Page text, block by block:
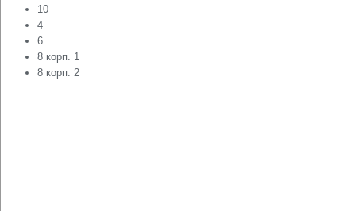
10
4
6
8 корп. 1
8 корп. 2